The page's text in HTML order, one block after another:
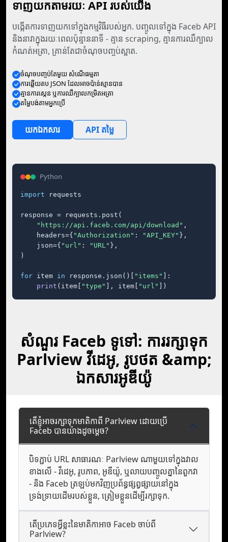
ទាញយកតាមរយៈ API របស់យើង
បង្កើតការទាញយកទៅក្នុងកម្មវិធីរបស់អ្នក. បញ្ចូលទៅក្នុង Faceb API
និងនាវាក្នុងរយៈពេលប៉ុន្មាននាទី - គ្មាន scraping, គ្មានការឈឺក្បាល
កំណត់អត្រា, គ្រាន់តែជាចំណុចបញ្ចប់ស្អាត.
ចំណុច​បញ្ចប់​តែ​មួយ សំណើ​ធម្មតា
ការ​ឆ្លើយតប JSON ដែល​អាច​ប៉ាន់ស្មាន​បាន
គ្មាន​ការ​ស្កេន ឬ​ការ​ឈឺក្បាល​កម្រិត​អត្រា
តម្លៃ​បង់​តាម​អ្នក​ប្រើ
យក​ឯកសារ API តម្លៃ
Python
import requests
response = requests.post(
"https://api.faceb.com/api/download" ,
    headers={
"Authorization" : "API_KEY" },
    json={
"url" : "URL" },
)
for item in response.json()[ "items"
]:
print (item[ "type" ], item[ "url" ])
សំណួរ Faceb ទូទៅ: ការរក្សាទុក
Parlview វីដេអូ, រូបថត &amp;
ឯកសារអូឌីយ៉ូ
តើខ្ញុំអាចរក្សាទុកមាតិកាពី Parlview ដោយប្រើ
Faceb បានយ៉ាងដូចម្តេច?
បិទភ្ជាប់ URL សាធារណៈ Parlview ណាមួយទៅក្នុងវាល
ខាងលើ - វីដេអូ, រូបភាព, អូឌីយ៉ូ, ឬលាយបញ្ចូលគ្នានៃពួកវា
- និង Faceb ត្រឡប់មកវិញប្រព័ន្ធផ្សព្វផ្សាយនៅក្នុង
ទ្រង់ទ្រាយដើមរបស់ខ្លួន, ត្រៀមខ្លួនដើម្បីរក្សាទុក.
តើប្រភេទអ្វីខ្លះនៃមាតិកាអាច Faceb ចាប់ពី
Parlview?